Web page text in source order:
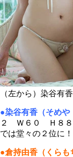
（左から）染谷有
●染谷有香（そめや
２ Ｗ６０ Ｈ８８
では堂々の２位に
●倉持由香（くらも